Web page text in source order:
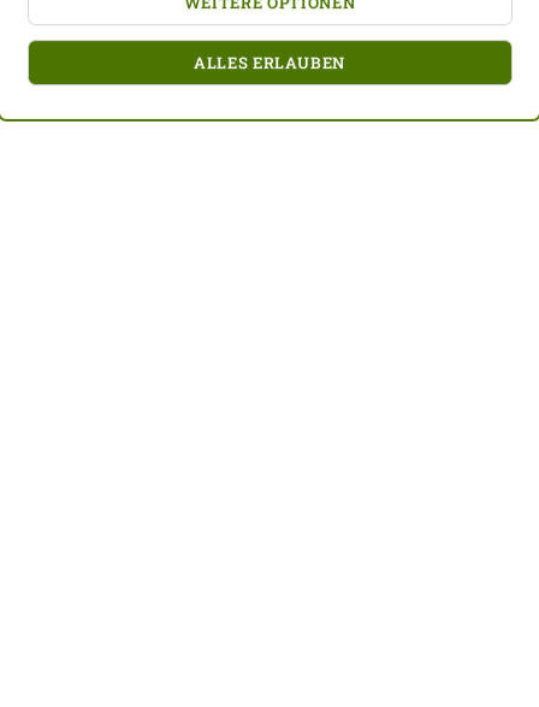
suchen den Dialog mit allen Akteuren der
Stadtgesellschaft und wollen die Vielfalt an Themen
abbilden, die unser gesellschaftliches Miteinander
beeinflussen.
ALLES ERLAUBEN